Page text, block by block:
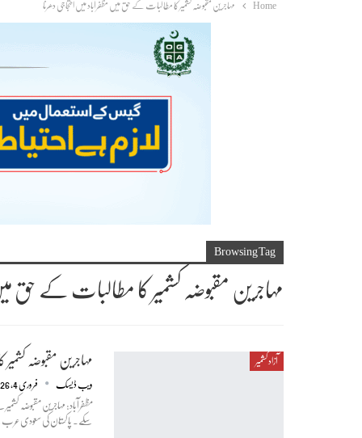
Home مہاجرین مقبوضہ کشمیر کا مطالبات کے حق میں مظفرآباد میں احتجاجی دھرنا
Browsing Tag
مہاجرین مقبوضہ کشمیر کا مطالبات کے حق
آزاد کشمیر مہاجرین مقبوضہ
ویب ڈیسک فروری 4, 2026
مظفرآباد: مہاجرین مقبوضہ
سکے۔ پاکستان کی سعودی عرب سے ادھار تیل کی